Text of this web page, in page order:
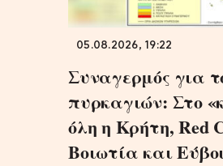
05.08.2026, 19:22
Συναγερμός για
πυρκαγιών: Στο
όλη η Κρήτη, Red
Βοιωτία και